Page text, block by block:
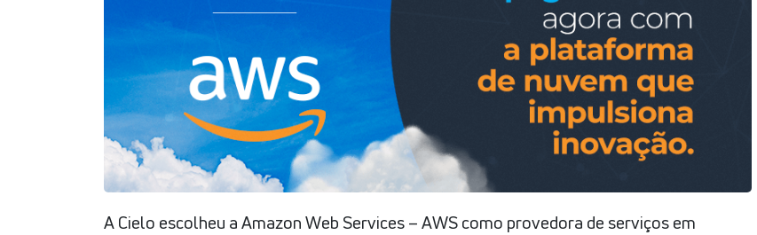
A Cielo escolheu a Amazon Web Services – AWS como provedora de serviços em